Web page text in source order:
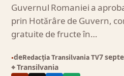
Guvernul Romaniei a
prin Hotărâre de Guvern,
gratuite de fructe în…
●deRedacția Transilvania TV7
⌖ Transilvania